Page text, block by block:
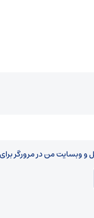
و وبسایت من در مرورگر